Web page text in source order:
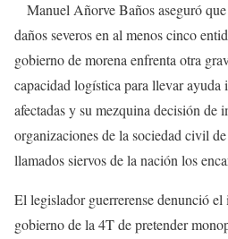
Manuel Añorve Baños aseguró
daños severos en al menos cinco
gobierno de morena enfrenta otra
capacidad logística para llevar ayuda
afectadas y su mezquina decisión de
organizaciones de la sociedad civil
llamados siervos de la nación los
El legislador guerrerense denunció
gobierno de la 4T de pretender